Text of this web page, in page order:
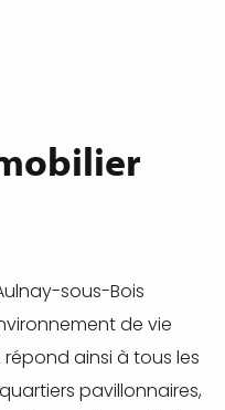
sous-Bois
de vie
ainsi à tous les
pavillonnaires,